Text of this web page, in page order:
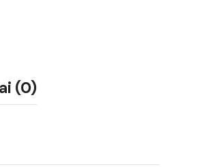
(0)